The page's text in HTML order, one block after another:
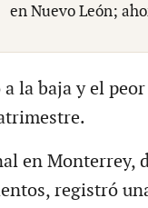
en Nuevo León;
la baja y el
en Monterrey,
registró